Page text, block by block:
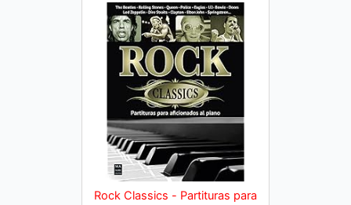
Rock Classics - Partituras para